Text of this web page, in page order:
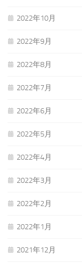
2022年10月
2022年9月
2022年8月
2022年7月
2022年6月
2022年5月
2022年4月
2022年3月
2022年2月
2022年1月
2021年12月